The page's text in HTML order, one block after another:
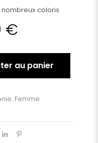
coloris
€
au panier
, Femme